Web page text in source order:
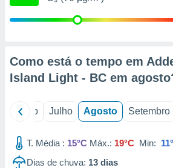
estudos
de
Como está o tempo em
Island Light - BC em agosto
Junho Julho Agosto Setembro
T. Média : 15°C Máx.: 19°C Min:
Dias de chuva: 13 dias